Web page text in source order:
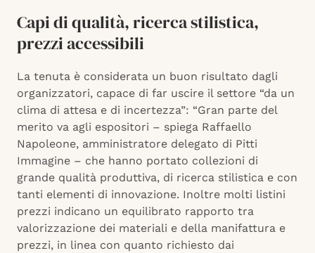
Capi di qualità, ricerca stilistica,
prezzi accessibili
La tenuta è considerata un buon risultato dagli
organizzatori, capace di far uscire il settore “da un
clima di attesa e di incertezza”: “Gran parte del
merito va agli espositori – spiega Raffaello
Napoleone, amministratore delegato di Pitti
Immagine – che hanno portato collezioni di
grande qualità produttiva, di ricerca stilistica e con
tanti elementi di innovazione. Inoltre molti listini
prezzi indicano un equilibrato rapporto tra
valorizzazione dei materiali e della manifattura e
prezzi, in linea con quanto richiesto dai